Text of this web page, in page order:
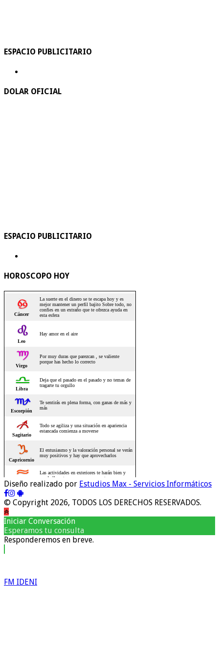
ESPACIO PUBLICITARIO
DOLAR OFICIAL
ESPACIO PUBLICITARIO
HOROSCOPO HOY
Diseño realizado por Estudios Max - Servicios Informáticos
© Copyright 2026, TODOS LOS DERECHOS RESERVADOS.
Iniciar Conversación
Esperamos tu consulta
Responderemos en breve.
FM IDENI